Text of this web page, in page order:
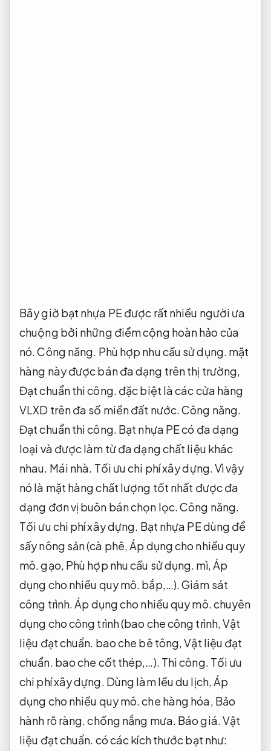
Bây giờ bạt nhựa PE được rất nhiều người ưa
chuộng bởi những điểm cộng hoàn hảo của
nó.Công năng. Phù hợp nhu cầu sử dụng. mặt
hàng này được bán đa dạng trên thị trường,
Đạt chuẩn thi công. đặc biệt là các cửa hàng
VLXD trên đa số miền đất nước.Công năng.
Đạt chuẩn thi công. Bạt nhựa PE có đa dạng
loại và được làm từ đa dạng chất liệu khác
nhau. Mái nhà. Tối ưu chi phí xây dựng.Vì vậy
nó là mặt hàng chất lượng tốt nhất được đa
dạng đơn vị buôn bán chọn lọc.Công năng.
Tối ưu chi phí xây dựng. Bạt nhựa PE dùng để
sấy nông sản (cà phê,Áp dụng cho nhiều quy
mô.gạo, Phù hợp nhu cầu sử dụng. mì,Áp
dụng cho nhiều quy mô. bắp,…).Giám sát
công trình.Áp dụng cho nhiều quy mô.chuyên
dụng cho công trình (bao che công trình,Vật
liệu đạt chuẩn. bao che bê tông,Vật liệu đạt
chuẩn. bao che cốt thép,…). Thi công. Tối ưu
chi phí xây dựng. Dùng làm lều du lịch,Áp
dụng cho nhiều quy mô.che hàng hóa, Bảo
hành rõ ràng.chống nắng mưa. Báo giá.Vật
liệu đạt chuẩn. có các kích thước bạt như: